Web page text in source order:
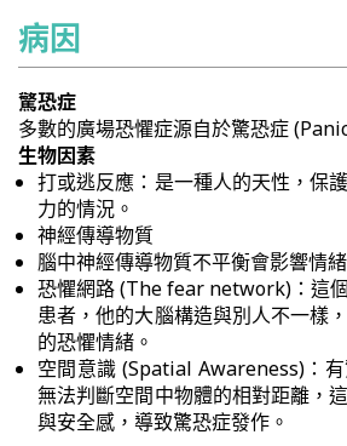
病因
驚恐症
多數的廣場恐懼症源自於驚恐症
生物因素
打或逃反應：是一種人的天性，保
力的情況。
神經傳導物質
腦中神經傳導物質不平衡會影響情
恐懼網路 (The fear network)：這
患者，他的大腦構造與別人不一樣
的恐懼情緒。
空間意識 (Spatial Awareness)：
無法判斷空間中物體的相對距離，
與安全感，導致驚恐症發作。